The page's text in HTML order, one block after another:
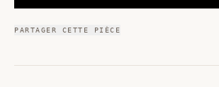
PARTAGER CETTE PIÈCE